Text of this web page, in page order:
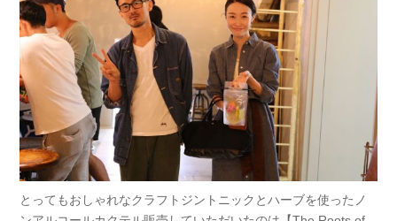
とってもおしゃれなクラフトジントニックとハーブを使ったノ